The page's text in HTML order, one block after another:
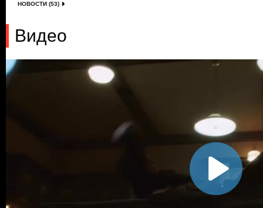
НОВОСТИ (53)
Видео